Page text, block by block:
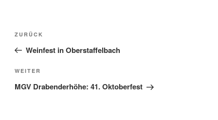
Beitragsnavigation
Vorheriger
Beitrag
ZURÜCK
Weinfest in Oberstaffelbach
Nächster
Beitrag
WEITER
MGV Drabenderhöhe: 41. Oktoberfest